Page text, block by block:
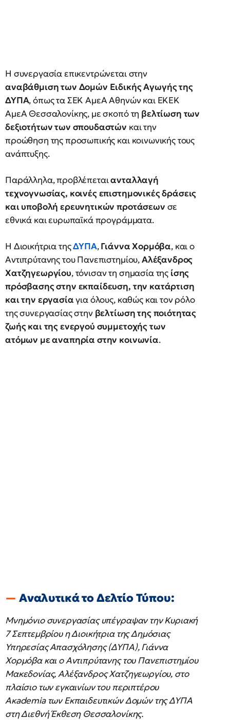
Η συνεργασία επικεντρώνεται στην
αναβάθμιση των Δομών Ειδικής Αγωγής της
ΔΥΠΑ, όπως τα ΣΕΚ ΑμεΑ Αθηνών και ΕΚΕΚ
ΑμεΑ Θεσσαλονίκης, με σκοπό τη βελτίωση των
δεξιοτήτων των σπουδαστών και την
προώθηση της προσωπικής και κοινωνικής τους
ανάπτυξης.
Παράλληλα, προβλέπεταιανταλλαγή
τεχνογνωσίας, κοινές επιστημονικές δράσεις
και υποβολή ερευνητικών προτάσεων σε
εθνικά και ευρωπαϊκά προγράμματα.
Η Διοικήτρια τηςΔΥΠΑ,Γιάννα Χορμόβα, και ο
Αντιπρύτανης του Πανεπιστημίου,Αλέξανδρος
Χατζηγεωργίου, τόνισαν τη σημασία της ίσης
πρόσβασης στην εκπαίδευση, την κατάρτιση
και την εργασίαγια όλους, καθώς και τον ρόλο
της συνεργασίας στην βελτίωση της ποιότητας
ζωής και της ενεργού συμμετοχής των
ατόμων με αναπηρία στην κοινωνία.
Αναλυτικά το Δελτίο Τύπου:
Μνημόνιο συνεργασίας υπέγραψαν την Κυριακή
7 Σεπτεμβρίου η Διοικήτρια της Δημόσιας
Υπηρεσίας Απασχόλησης (ΔΥΠΑ), Γιάννα
Χορμόβα και ο Αντιπρύτανης του Πανεπιστημίου
Μακεδονίας, Αλέξανδρος Χατζηγεωργίου, στο
πλαίσιο των εγκαινίων του περιπτέρου
Aκademia των Εκπαιδευτικών Δομών της ΔΥΠΑ
στη Διεθνή Έκθεση Θεσσαλονίκης.